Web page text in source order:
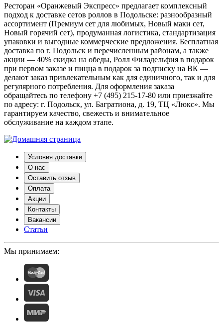
Ресторан «Оранжевый Экспресс» предлагает комплексный
подход к доставке сетов роллов в Подольске: разнообразный
ассортимент (Премиум сет для любимых, Новый маки сет,
Новый горячий сет), продуманная логистика, стандартизация
упаковки и выгодные коммерческие предложения. Бесплатная
доставка по г. Подольск и перечисленным районам, а также
акции — 40% скидка на обеды, Ролл Филадельфия в подарок
при первом заказе и пицца в подарок за подписку на ВК —
делают заказ привлекательным как для единичного, так и для
регулярного потребления. Для оформления заказа
обращайтесь по телефону +7 (495) 215-17-80 или приезжайте
по адресу: г. Подольск, ул. Багратиона, д. 19, ТЦ «Люкс». Мы
гарантируем качество, свежесть и внимательное
обслуживание на каждом этапе.
Условия доставки
О нас
Оставить отзыв
Оплата
Акции
Контакты
Вакансии
Статьи
Мы принимаем: